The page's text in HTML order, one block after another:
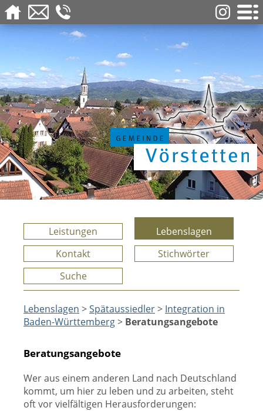
Leistungen
Lebenslagen
Kontakt
Stichwörter
Suche
Lebenslagen >Spätaussiedler> Integration in
Baden-Württemberg> Beratungsangebote
Beratungsangebote
Wer aus einem anderen Land nach Deutschland
kommt, um hier zu leben und zu arbeiten, steht
oft vor vielfältigen Herausforderungen: